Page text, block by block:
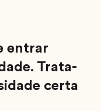
entrar
Trata-
certa